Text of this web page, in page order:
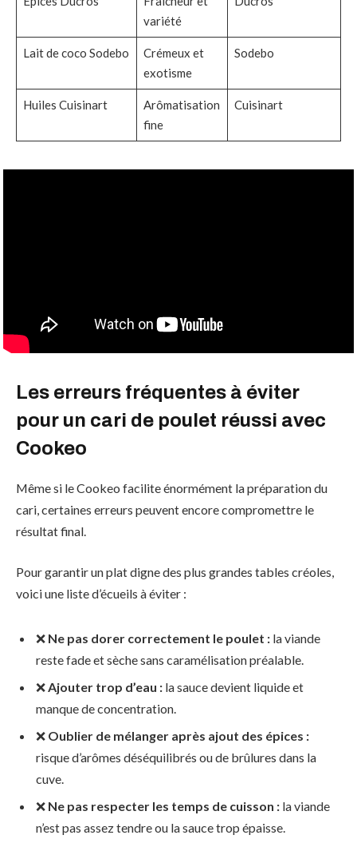
variété
Lait de coco Sodebo
Crémeux et
exotisme
Sodebo
Huiles Cuisinart
Arômatisation
fine
Cuisinart
Les erreurs fréquentes à éviter
pour un cari de poulet réussi avec
Cookeo
Même si le Cookeo facilite énormément la préparation du
cari, certaines erreurs peuvent encore compromettre le
résultat final.
Pour garantir un plat digne des plus grandes tables créoles,
voici une liste d’écueils à éviter :
❌ Ne pas dorer correctement le poulet : la viande
reste fade et sèche sans caramélisation préalable.
❌Ajouter trop d’eau : la sauce devient liquide et
manque de concentration.
❌ Oublier de mélanger après ajout des épices :
risque d’arômes déséquilibrés ou de brûlures dans la
cuve.
❌ Ne pas respecter les temps de cuisson : la viande
n’est pas assez tendre ou la sauce trop épaisse.